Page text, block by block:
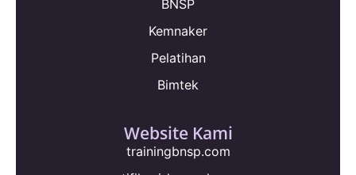
BNSP
Kemnaker
Pelatihan
Bimtek
Website Kami
trainingbnsp.com